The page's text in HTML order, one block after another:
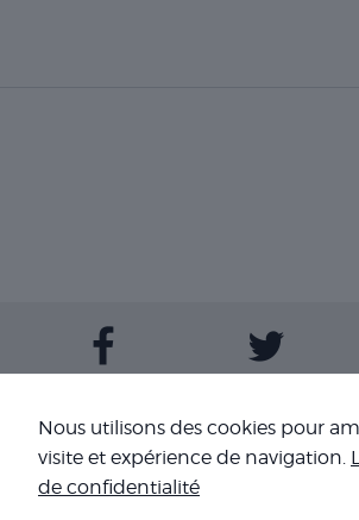
Contactez-nous
Nous utilisons des cookies pour
visite et expérience de navigation.
de confidentialité